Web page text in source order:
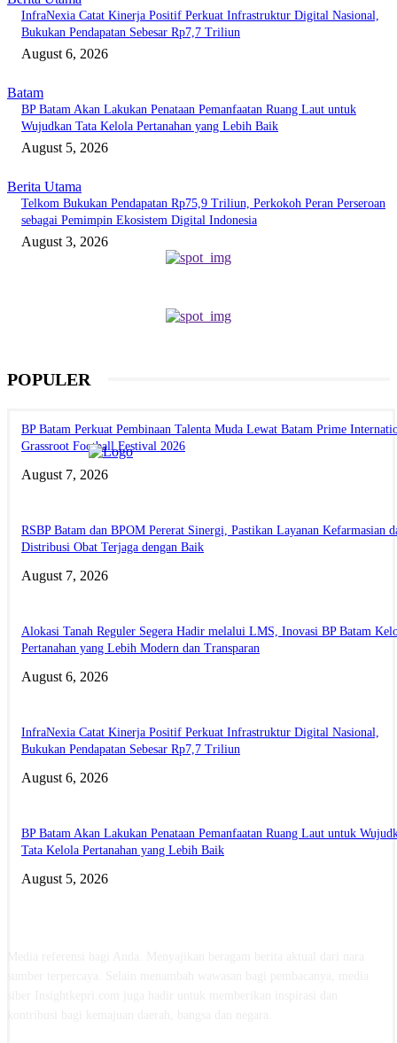
InfraNexia Catat Kinerja Positif Perkuat Infrastruktur Digital Nasional,
Bukukan Pendapatan Sebesar Rp7,7 Triliun
August 6, 2026
Batam
BP Batam Akan Lakukan Penataan Pemanfaatan Ruang Laut untuk
Wujudkan Tata Kelola Pertanahan yang Lebih Baik
August 5, 2026
Berita Utama
Telkom Bukukan Pendapatan Rp75,9 Triliun, Perkokoh Peran Perseroan
sebagai Pemimpin Ekosistem Digital Indonesia
August 3, 2026
POPULER
BP Batam Perkuat Pembinaan Talenta Muda Lewat Batam Prime
Grassroot Football Festival 2026
August 7, 2026
RSBP Batam dan BPOM Pererat Sinergi, Pastikan Layanan Kefarmasian
Distribusi Obat Terjaga dengan Baik
August 7, 2026
Alokasi Tanah Reguler Segera Hadir melalui LMS, Inovasi BP Batam
Pertanahan yang Lebih Modern dan Transparan
August 6, 2026
InfraNexia Catat Kinerja Positif Perkuat Infrastruktur Digital Nasional,
Bukukan Pendapatan Sebesar Rp7,7 Triliun
August 6, 2026
BP Batam Akan Lakukan Penataan Pemanfaatan Ruang Laut untuk
Tata Kelola Pertanahan yang Lebih Baik
August 5, 2026